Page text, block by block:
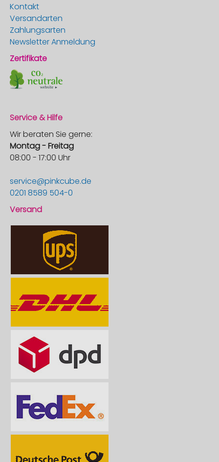
Kontakt
Versandarten
Zahlungsarten
Newsletter Anmeldung
Zertifikate
Service & Hilfe
Wir beraten Sie gerne:
Montag - Freitag
08:00 - 17:00 Uhr
service@pinkcube.de
0201 8589 504-0
Versand